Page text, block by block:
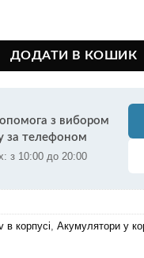
в корпусі на елементах
ДОДАТИ В КОШИК
з вибором
за телефоном
з 10:00 до 20:00
в корпусі Акумулятори у